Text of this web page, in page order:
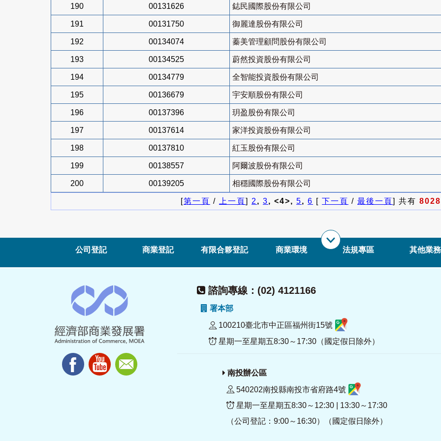
190 00131626 鋕民國際股份有限公司
191 00131750 御麗達股份有限公司
192 00134074 蓁美管理顧問股份有限公司
193 00134525 蔚然投資股份有限公司
194 00134779 全智能投資股份有限公司
195 00136679 宇安順股份有限公司
196 00137396 玥盈股份有限公司
197 00137614 家洋投資股份有限公司
198 00137810 紅玉股份有限公司
199 00138557 阿爾波股份有限公司
200 00139205 相穩國際股份有限公司
[第一頁 / 上一頁] 2, 3, <4>, 5, 6 [ 下一頁 / 最後一頁] 共有 8028
公司登記 商業登記 有限合夥登記 商業環境 法規專區 其他業務
諮詢專線：(02) 4121166
署本部
100210臺北市中正區福州街15號
星期一至星期五8:30～17:30（國定假日除外）
南投辦公區
540202南投縣南投市省府路4號
星期一至星期五8:30～12:30 | 13:30～17:30
（公司登記：9:00～16:30）（國定假日除外）